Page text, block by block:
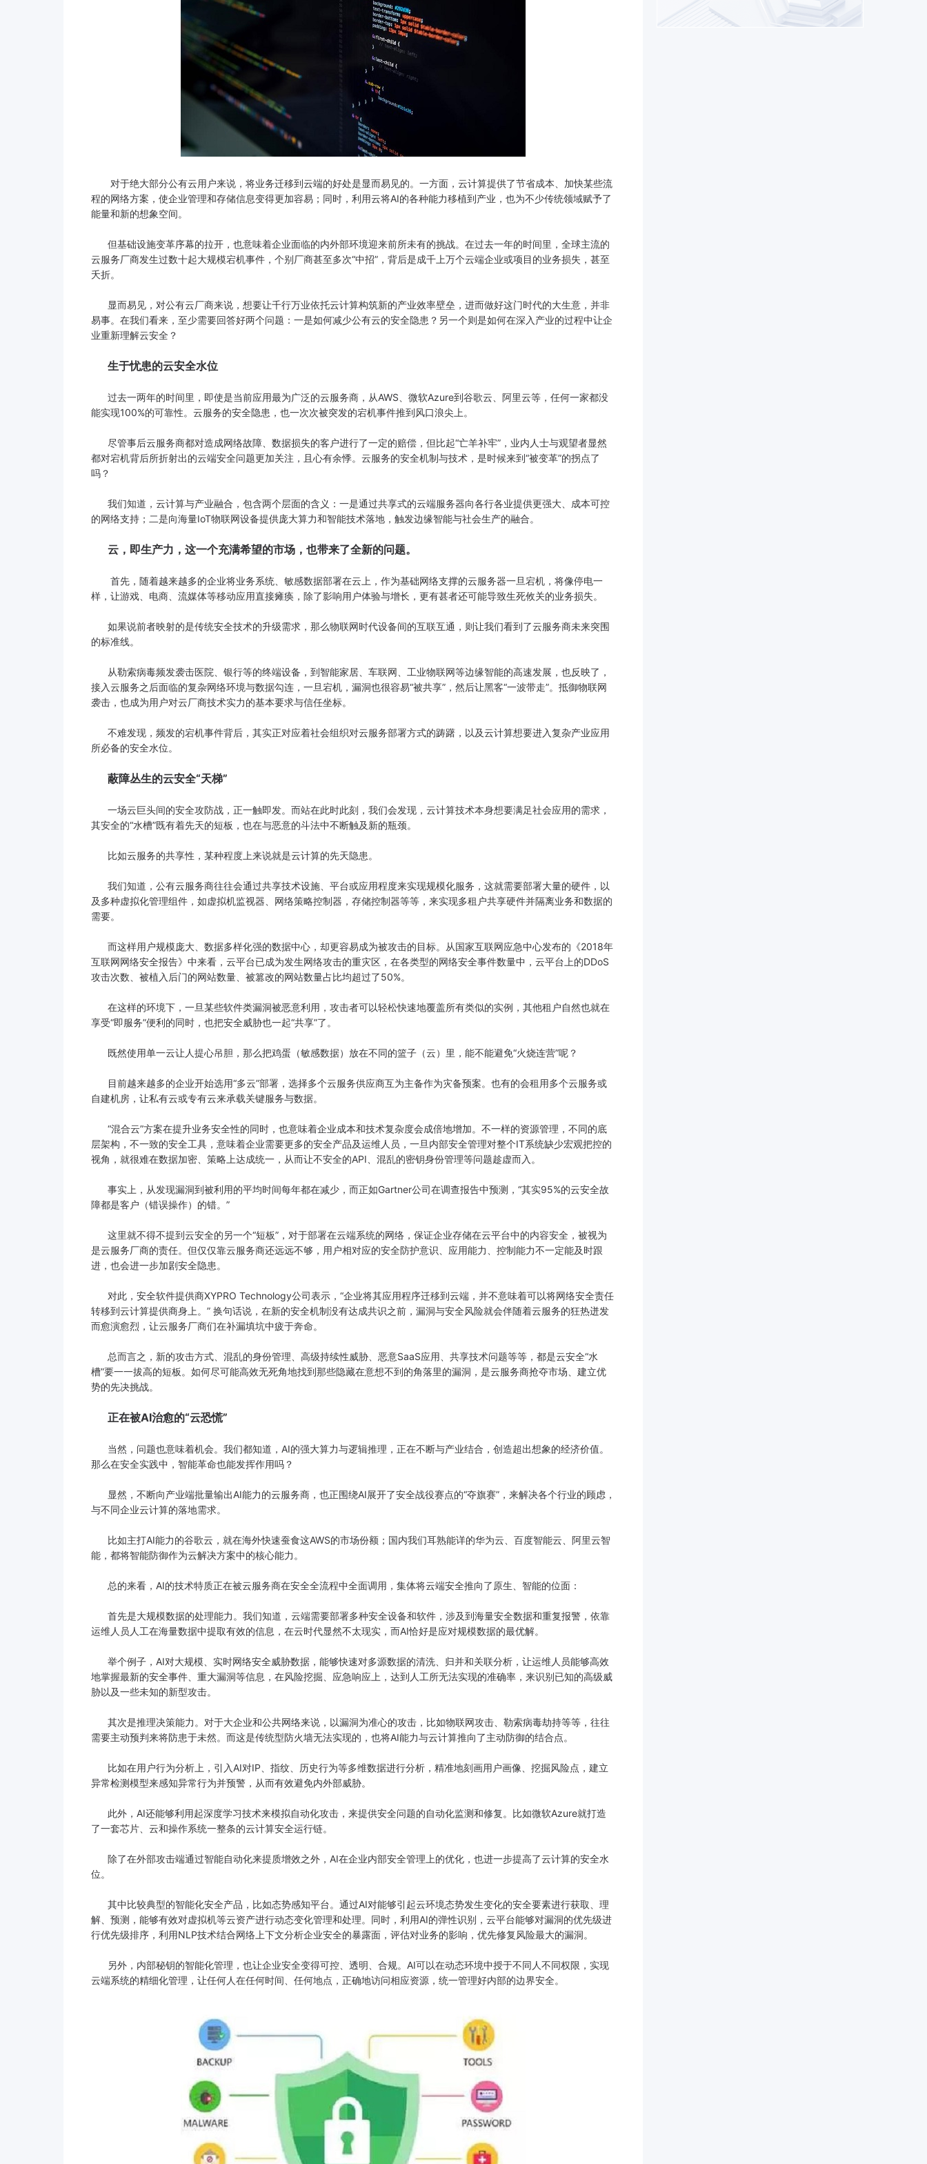
对于绝大部分公有云用户来说，将业务迁移到云端的好处是显而易见的。一方面，云计算提供了节省成本、加快某些流
程的网络方案，使企业管理和存储信息变得更加容易；同时，利用云将AI的各种能力移植到产业，也为不少传统领域赋予了
能量和新的想象空间。
但基础设施变革序幕的拉开，也意味着企业面临的内外部环境迎来前所未有的挑战。在过去一年的时间里，全球主流的
云服务厂商发生过数十起大规模宕机事件，个别厂商甚至多次“中招”，背后是成千上万个云端企业或项目的业务损失，甚至
夭折。
显而易见，对公有云厂商来说，想要让千行万业依托云计算构筑新的产业效率壁垒，进而做好这门时代的大生意，并非
易事。在我们看来，至少需要回答好两个问题：一是如何减少公有云的安全隐患？另一个则是如何在深入产业的过程中让企
业重新理解云安全？
生于忧患的云安全水位
过去一两年的时间里，即使是当前应用最为广泛的云服务商，从AWS、微软Azure到谷歌云、阿里云等，任何一家都没
能实现100%的可靠性。云服务的安全隐患，也一次次被突发的宕机事件推到风口浪尖上。
尽管事后云服务商都对造成网络故障、数据损失的客户进行了一定的赔偿，但比起“亡羊补牢”，业内人士与观望者显然
都对宕机背后所折射出的云端安全问题更加关注，且心有余悸。云服务的安全机制与技术，是时候来到“被变革”的拐点了
吗？
我们知道，云计算与产业融合，包含两个层面的含义：一是通过共享式的云端服务器向各行各业提供更强大、成本可控
的网络支持；二是向海量IoT物联网设备提供庞大算力和智能技术落地，触发边缘智能与社会生产的融合。
云，即生产力，这一个充满希望的市场，也带来了全新的问题。
首先，随着越来越多的企业将业务系统、敏感数据部署在云上，作为基础网络支撑的云服务器一旦宕机，将像停电一
样，让游戏、电商、流媒体等移动应用直接瘫痪，除了影响用户体验与增长，更有甚者还可能导致生死攸关的业务损失。
如果说前者映射的是传统安全技术的升级需求，那么物联网时代设备间的互联互通，则让我们看到了云服务商未来突围
的标准线。
从勒索病毒频发袭击医院、银行等的终端设备，到智能家居、车联网、工业物联网等边缘智能的高速发展，也反映了，
接入云服务之后面临的复杂网络环境与数据勾连，一旦宕机，漏洞也很容易“被共享”，然后让黑客“一波带走”。抵御物联网
袭击，也成为用户对云厂商技术实力的基本要求与信任坐标。
不难发现，频发的宕机事件背后，其实正对应着社会组织对云服务部署方式的踌躇，以及云计算想要进入复杂产业应用
所必备的安全水位。
蔽障丛生的云安全“天梯”
一场云巨头间的安全攻防战，正一触即发。而站在此时此刻，我们会发现，云计算技术本身想要满足社会应用的需求，
其安全的“水槽”既有着先天的短板，也在与恶意的斗法中不断触及新的瓶颈。
比如云服务的共享性，某种程度上来说就是云计算的先天隐患。
我们知道，公有云服务商往往会通过共享技术设施、平台或应用程度来实现规模化服务，这就需要部署大量的硬件，以
及多种虚拟化管理组件，如虚拟机监视器、网络策略控制器，存储控制器等等，来实现多租户共享硬件并隔离业务和数据的
需要。
而这样用户规模庞大、数据多样化强的数据中心，却更容易成为被攻击的目标。从国家互联网应急中心发布的《2018年
互联网网络安全报告》中来看，云平台已成为发生网络攻击的重灾区，在各类型的网络安全事件数量中，云平台上的DDoS
攻击次数、被植入后门的网站数量、被篡改的网站数量占比均超过了50%。
在这样的环境下，一旦某些软件类漏洞被恶意利用，攻击者可以轻松快速地覆盖所有类似的实例，其他租户自然也就在
享受“即服务”便利的同时，也把安全威胁也一起“共享”了。
既然使用单一云让人提心吊胆，那么把鸡蛋（敏感数据）放在不同的篮子（云）里，能不能避免“火烧连营”呢？
目前越来越多的企业开始选用“多云”部署，选择多个云服务供应商互为主备作为灾备预案。也有的会租用多个云服务或
自建机房，让私有云或专有云来承载关键服务与数据。
“混合云”方案在提升业务安全性的同时，也意味着企业成本和技术复杂度会成倍地增加。不一样的资源管理，不同的底
层架构，不一致的安全工具，意味着企业需要更多的安全产品及运维人员，一旦内部安全管理对整个IT系统缺少宏观把控的
视角，就很难在数据加密、策略上达成统一，从而让不安全的API、混乱的密钥身份管理等问题趁虚而入。
事实上，从发现漏洞到被利用的平均时间每年都在减少，而正如Gartner公司在调查报告中预测，“其实95%的云安全故
障都是客户（错误操作）的错。”
这里就不得不提到云安全的另一个“短板”，对于部署在云端系统的网络，保证企业存储在云平台中的内容安全，被视为
是云服务厂商的责任。但仅仅靠云服务商还远远不够，用户相对应的安全防护意识、应用能力、控制能力不一定能及时跟
进，也会进一步加剧安全隐患。
对此，安全软件提供商XYPRO Technology公司表示，“企业将其应用程序迁移到云端，并不意味着可以将网络安全责任
转移到云计算提供商身上。” 换句话说，在新的安全机制没有达成共识之前，漏洞与安全风险就会伴随着云服务的狂热迸发
而愈演愈烈，让云服务厂商们在补漏填坑中疲于奔命。
总而言之，新的攻击方式、混乱的身份管理、高级持续性威胁、恶意SaaS应用、共享技术问题等等，都是云安全“水
槽”要一一拔高的短板。如何尽可能高效无死角地找到那些隐藏在意想不到的角落里的漏洞，是云服务商抢夺市场、建立优
势的先决挑战。
正在被AI治愈的“云恐慌”
当然，问题也意味着机会。我们都知道，AI的强大算力与逻辑推理，正在不断与产业结合，创造超出想象的经济价值。
那么在安全实践中，智能革命也能发挥作用吗？
显然，不断向产业端批量输出AI能力的云服务商，也正围绕AI展开了安全战役赛点的“夺旗赛”，来解决各个行业的顾虑，
与不同企业云计算的落地需求。
比如主打AI能力的谷歌云，就在海外快速蚕食这AWS的市场份额；国内我们耳熟能详的华为云、百度智能云、阿里云智
能，都将智能防御作为云解决方案中的核心能力。
总的来看，AI的技术特质正在被云服务商在安全全流程中全面调用，集体将云端安全推向了原生、智能的位面：
首先是大规模数据的处理能力。我们知道，云端需要部署多种安全设备和软件，涉及到海量安全数据和重复报警，依靠
运维人员人工在海量数据中提取有效的信息，在云时代显然不太现实，而AI恰好是应对规模数据的最优解。
举个例子，AI对大规模、实时网络安全威胁数据，能够快速对多源数据的清洗、归并和关联分析，让运维人员能够高效
地掌握最新的安全事件、重大漏洞等信息，在风险挖掘、应急响应上，达到人工所无法实现的准确率，来识别已知的高级威
胁以及一些未知的新型攻击。
其次是推理决策能力。对于大企业和公共网络来说，以漏洞为准心的攻击，比如物联网攻击、勒索病毒劫持等等，往往
需要主动预判来将防患于未然。而这是传统型防火墙无法实现的，也将AI能力与云计算推向了主动防御的结合点。
比如在用户行为分析上，引入AI对IP、指纹、历史行为等多维数据进行分析，精准地刻画用户画像、挖掘风险点，建立
异常检测模型来感知异常行为并预警，从而有效避免内外部威胁。
此外，AI还能够利用起深度学习技术来模拟自动化攻击，来提供安全问题的自动化监测和修复。比如微软Azure就打造
了一套芯片、云和操作系统一整条的云计算安全运行链。
除了在外部攻击端通过智能自动化来提质增效之外，AI在企业内部安全管理上的优化，也进一步提高了云计算的安全水
位。
其中比较典型的智能化安全产品，比如态势感知平台。通过AI对能够引起云环境态势发生变化的安全要素进行获取、理
解、预测，能够有效对虚拟机等云资产进行动态变化管理和处理。同时，利用AI的弹性识别，云平台能够对漏洞的优先级进
行优先级排序，利用NLP技术结合网络上下文分析企业安全的暴露面，评估对业务的影响，优先修复风险最大的漏洞。
另外，内部秘钥的智能化管理，也让企业安全变得可控、透明、合规。AI可以在动态环境中授于不同人不同权限，实现
云端系统的精细化管理，让任何人在任何时间、任何地点，正确地访问相应资源，统一管理好内部的边界安全。